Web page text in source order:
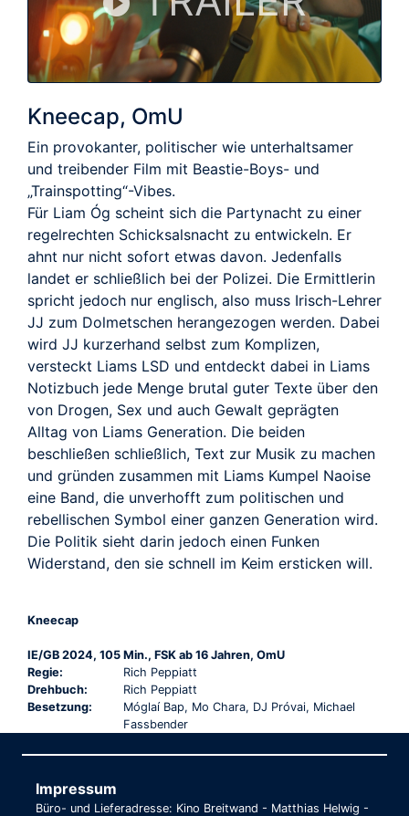
Kneecap, OmU
Ein provokanter, politischer wie unterhaltsamer
und treibender Film mit Beastie-Boys- und
„Trainspotting“-Vibes.
Für Liam Óg scheint sich die Partynacht zu einer
regelrechten Schicksalsnacht zu entwickeln. Er
ahnt nur nicht sofort etwas davon. Jedenfalls
landet er schließlich bei der Polizei. Die Ermittlerin
spricht jedoch nur englisch, also muss Irisch-Lehrer
JJ zum Dolmetschen herangezogen werden. Dabei
wird JJ kurzerhand selbst zum Komplizen,
versteckt Liams LSD und entdeckt dabei in Liams
Notizbuch jede Menge brutal guter Texte über den
von Drogen, Sex und auch Gewalt geprägten
Alltag von Liams Generation. Die beiden
beschließen schließlich, Text zur Musik zu machen
und gründen zusammen mit Liams Kumpel Naoise
eine Band, die unverhofft zum politischen und
rebellischen Symbol einer ganzen Generation wird.
Die Politik sieht darin jedoch einen Funken
Widerstand, den sie schnell im Keim ersticken will.
Kneecap
IE/GB 2024, 105 Min., FSK ab 16 Jahren, OmU
Regie:
Rich Peppiatt
Drehbuch:
Rich Peppiatt
Besetzung:
Móglaí Bap, Mo Chara, DJ Próvai, Michael
Fassbender
Impressum
Büro- und Lieferadresse: Kino Breitwand - Matthias Helwig -